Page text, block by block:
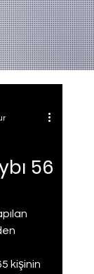
56
kişinin